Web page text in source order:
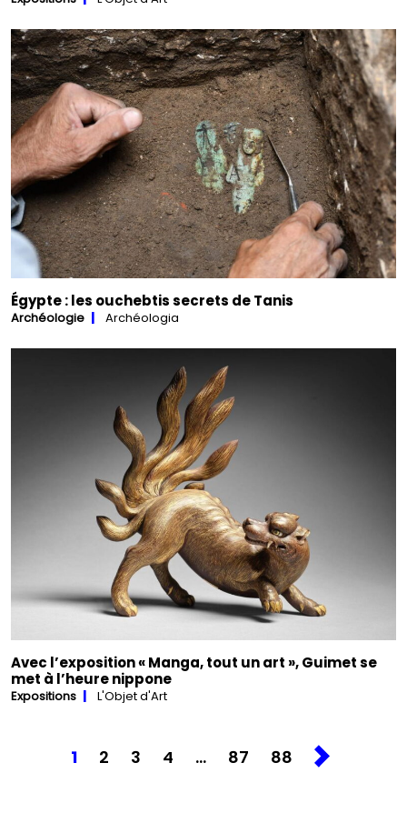
Égypte : les ouchebtis secrets de Tanis
Archéologie Archéologia
Avec l’exposition « Manga, tout un art », Guimet se
met à l’heure nippone
Expositions L'Objet d'Art
Pagination
1 2 3 4 … 87 88